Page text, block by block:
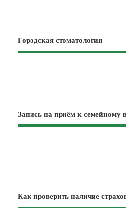
Городская стоматология
Запись на приём к семейному
Как проверить наличие